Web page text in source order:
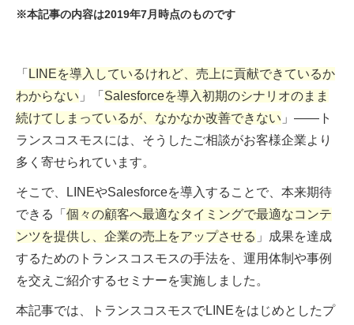
※本記事の内容は2019年7月時点のものです
「 LINEを導入しているけれど、売上に貢献できているか
わからない 」「 Salesforceを導入初期のシナリオのまま
続けてしまっているが、なかなか改善できない 」――ト
ランスコスモスには、そうしたご相談がお客様企業より
多く寄せられています。
そこで、LINEやSalesforceを導入することで、本来期待
できる「 個々の顧客へ最適なタイミングで最適なコンテ
ンツを提供し、企業の売上をアップさせる 」成果を達成
するためのトランスコスモスの手法を、運用体制や事例
を交えご紹介するセミナーを実施しました。
本記事では、トランスコスモスでLINEをはじめとしたプ